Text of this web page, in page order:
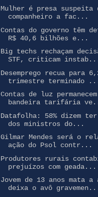
Mulher é presa suspeita
companheiro a fac...
Contas do governo têm
R$ 40,6 bilhões e...
Big techs rechaçam
STF, criticam
Desemprego recua para
trimestre terminado
Contas de luz permanecem
bandeira tarifária
Datafolha: 58% dizem ter
dos ministros do...
Gilmar Mendes será o
ação do Psol contr...
Produtores rurais
prejuízos com geada...
Jovem de 13 anos mata a
deixa o avô